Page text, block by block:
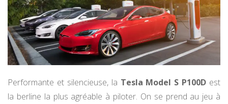
Performante et silencieuse, la Tesla Model S P100D est
la berline la plus agréable à piloter. On se prend au jeu à